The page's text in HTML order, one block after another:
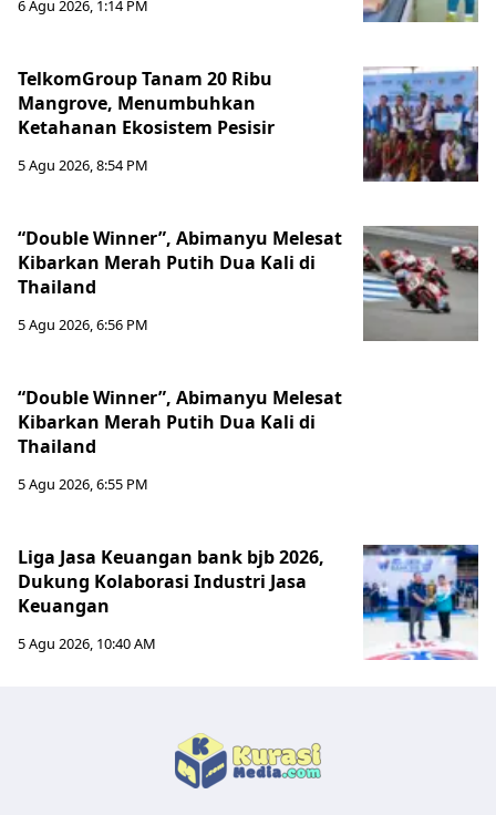
6 Agu 2026, 1:14 PM
TelkomGroup Tanam 20 Ribu
Mangrove, Menumbuhkan
Ketahanan Ekosistem Pesisir
5 Agu 2026, 8:54 PM
“Double Winner”, Abimanyu Melesat
Kibarkan Merah Putih Dua Kali di
Thailand
5 Agu 2026, 6:56 PM
“Double Winner”, Abimanyu Melesat
Kibarkan Merah Putih Dua Kali di
Thailand
5 Agu 2026, 6:55 PM
Liga Jasa Keuangan bank bjb 2026,
Dukung Kolaborasi Industri Jasa
Keuangan
5 Agu 2026, 10:40 AM